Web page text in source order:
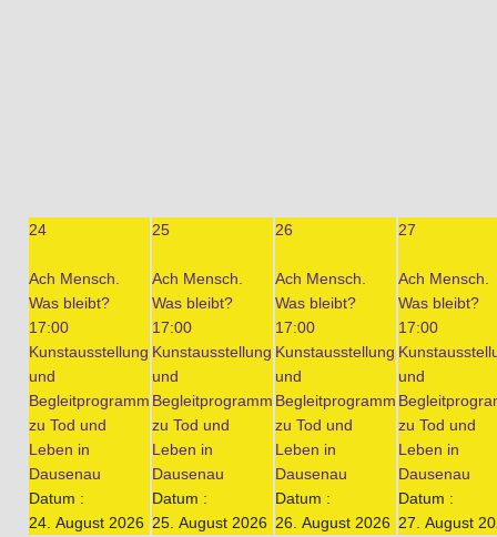
24
Ach Mensch.
Was bleibt?
17:00
Kunstausstellung
und
Begleitprogramm
zu Tod und
Leben in
Dausenau
Datum :
24. August 2026
25
Ach Mensch.
Was bleibt?
17:00
Kunstausstellung
und
Begleitprogramm
zu Tod und
Leben in
Dausenau
Datum :
25. August 2026
26
Ach Mensch.
Was bleibt?
17:00
Kunstausstellung
und
Begleitprogramm
zu Tod und
Leben in
Dausenau
Datum :
26. August 2026
27
Ach Mensch.
Was bleibt?
17:00
und
zu Tod und
Leben in
Dausenau
Datum :
27. August